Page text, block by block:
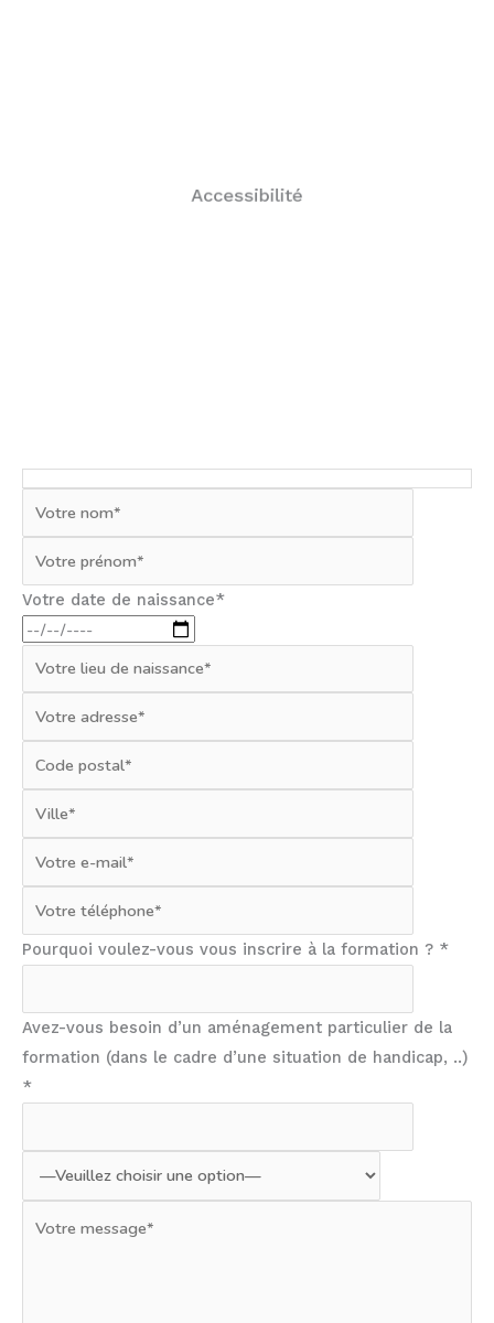
Accessibilité
Votre date de naissance*
Pourquoi voulez-vous vous inscrire à la formation ? *
Avez-vous besoin d’un aménagement particulier de la
formation (dans le cadre d’une situation de handicap, ..)
*